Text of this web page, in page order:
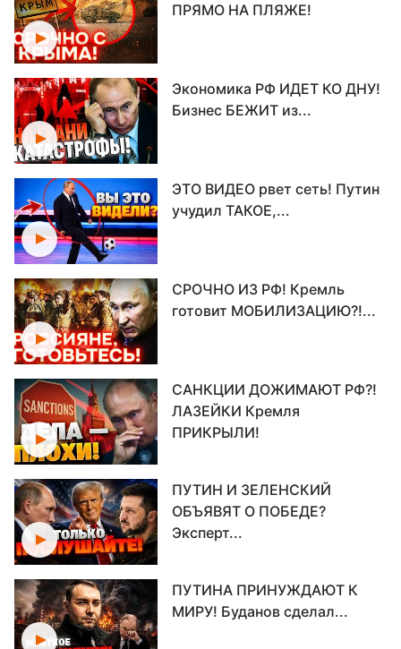
ПРЯМО НА ПЛЯЖЕ!
Экономика РФ ИДЕТ КО ДНУ!
Бизнес БЕЖИТ из...
ЭТО ВИДЕО рвет сеть! Путин
учудил ТАКОЕ,...
СРОЧНО ИЗ РФ! Кремль
готовит МОБИЛИЗАЦИЮ?!...
САНКЦИИ ДОЖИМАЮТ РФ?!
ЛАЗЕЙКИ Кремля
ПРИКРЫЛИ!
ПУТИН И ЗЕЛЕНСКИЙ
ОБЪЯВЯТ О ПОБЕДЕ?
Эксперт...
ПУТИНА ПРИНУЖДАЮТ К
МИРУ! Буданов сделал...